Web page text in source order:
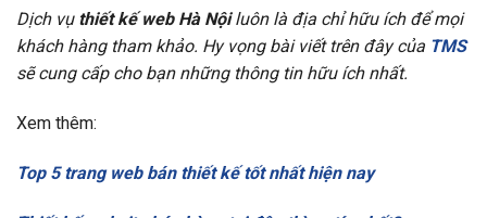
Dịch vụthiết kế web Hà Nộiluôn là địa chỉ hữu ích để mọi
khách hàng tham khảo. Hy vọng bài viết trên đây của TMS
sẽ cung cấp cho bạn những thông tin hữu ích nhất.
Xem thêm:
Top 5 trang web bán thiết kế tốt nhất hiện nay